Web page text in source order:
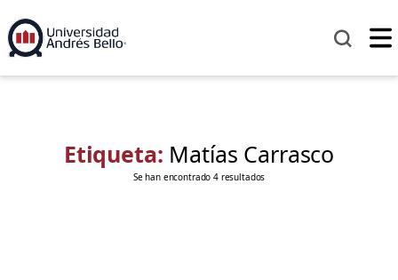
Etiqueta: Matías Carrasco
Se han encontrado 4 resultados